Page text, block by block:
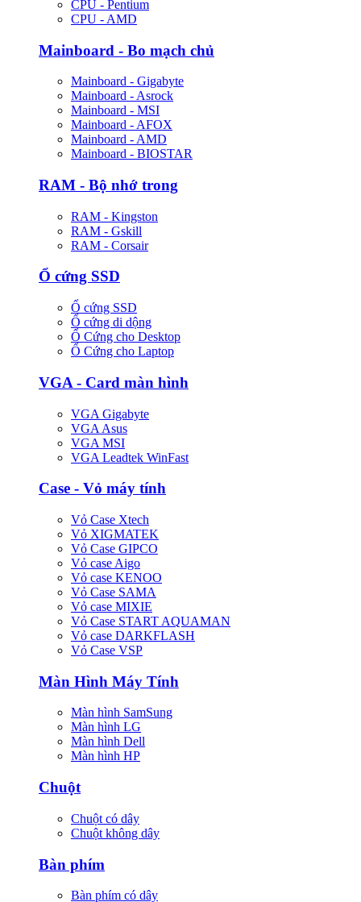
CPU - Pentium
CPU - AMD
Mainboard - Bo mạch chủ
Mainboard - Gigabyte
Mainboard - Asrock
Mainboard - MSI
Mainboard - AFOX
Mainboard - AMD
Mainboard - BIOSTAR
RAM - Bộ nhớ trong
RAM - Kingston
RAM - Gskill
RAM - Corsair
Ổ cứng SSD
Ổ cứng SSD
Ổ cứng di dộng
Ổ Cứng cho Desktop
Ổ Cứng cho Laptop
VGA - Card màn hình
VGA Gigabyte
VGA Asus
VGA MSI
VGA Leadtek WinFast
Case - Vỏ máy tính
Vỏ Case Xtech
Vỏ XIGMATEK
Vỏ Case GIPCO
Vỏ case Aigo
Vỏ case KENOO
Vỏ Case SAMA
Vỏ case MIXIE
Vỏ Case START AQUAMAN
Vỏ case DARKFLASH
Vỏ Case VSP
Màn Hình Máy Tính
Màn hình SamSung
Màn hình LG
Màn hình Dell
Màn hình HP
Chuột
Chuột có dây
Chuột không dây
Bàn phím
Bàn phím có dây